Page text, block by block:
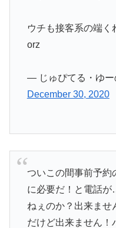
ウチも接客系の端く
orz
— じゅぴてる・ゆー
December 30, 2020
ついこの間事前予約
に必要だ！と電話
ねぇのか？出来ませ
だけど出来ません！